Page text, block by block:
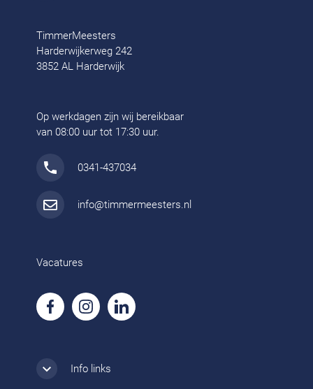
TimmerMeesters
Harderwijkerweg 242
3852 AL Harderwijk
Op werkdagen zijn wij bereikbaar
van 08:00 uur tot 17:30 uur.
0341-437034
info@timmermeesters.nl
Vacatures
Info links